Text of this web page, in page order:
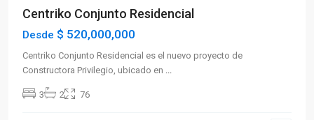
Centriko Conjunto Residencial
Desde $ 520,000,000
Centriko Conjunto Residencial es el nuevo proyecto de
Constructora Privilegio, ubicado en
3 2 76